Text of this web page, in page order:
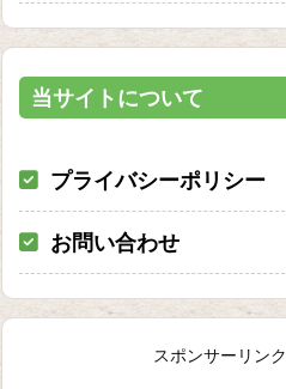
当サイトについて
プライバシーポリシー
お問い合わせ
スポンサーリンク